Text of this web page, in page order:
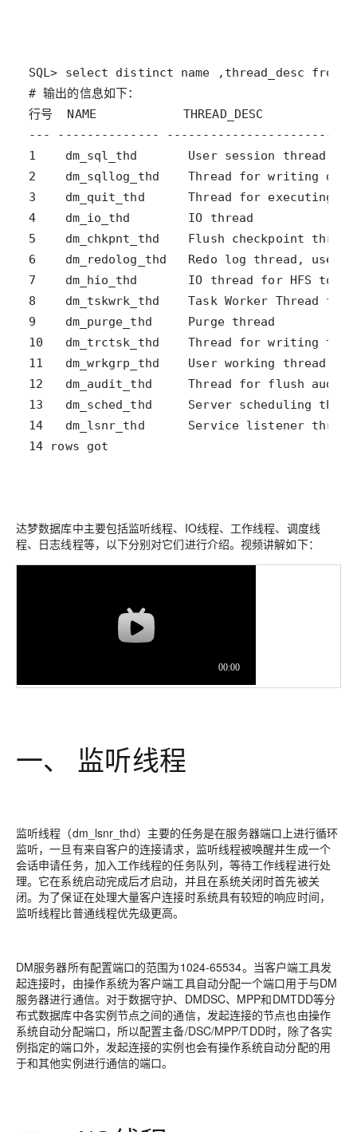
14 rows got
达梦数据库中主要包括监听线程、IO线程、工作线程、调度线
程、日志线程等，以下分别对它们进行介绍。视频讲解如下：
一、 监听线程
监听线程（dm_lsnr_thd）主要的任务是在服务器端口上进行循环
监听，一旦有来自客户的连接请求，监听线程被唤醒并生成一个
会话申请任务，加入工作线程的任务队列，等待工作线程进行处
理。它在系统启动完成后才启动，并且在系统关闭时首先被关
闭。为了保证在处理大量客户连接时系统具有较短的响应时间，
监听线程比普通线程优先级更高。
DM服务器所有配置端口的范围为1024-65534。当客户端工具发
起连接时，由操作系统为客户端工具自动分配一个端口用于与DM
服务器进行通信。对于数据守护、DMDSC、MPP和DMTDD等分
布式数据库中各实例节点之间的通信，发起连接的节点也由操作
系统自动分配端口，所以配置主备/DSC/MPP/TDD时，除了各实
例指定的端口外，发起连接的实例也会有操作系统自动分配的用
于和其他实例进行通信的端口。